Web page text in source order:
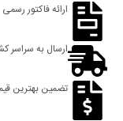
ارائه فاکتور رسمی
ارسال به سراسر
تضمین بهترین